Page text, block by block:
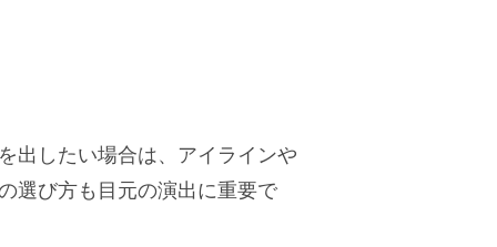
出したい場合は、アイラインや
選び方も目元の演出に重要で